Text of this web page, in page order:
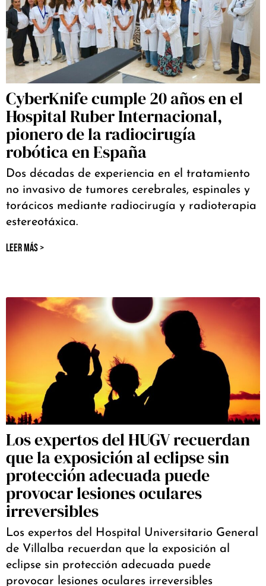
CyberKnife cumple 20 años en el
Hospital Ruber Internacional,
pionero de la radiocirugía
robótica en España
Dos décadas de experiencia en el tratamiento
no invasivo de tumores cerebrales, espinales y
torácicos mediante radiocirugía y radioterapia
estereotáxica.
LEER MÁS >
Los expertos del HUGV recuerdan
que la exposición al eclipse sin
protección adecuada puede
provocar lesiones oculares
irreversibles
Los expertos del Hospital Universitario General
de Villalba recuerdan que la exposición al
eclipse sin protección adecuada puede
provocar lesiones oculares irreversibles